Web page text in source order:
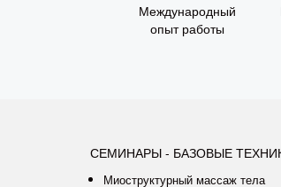
Международный
опыт работы
СЕМИНАРЫ - БАЗОВЫЕ
Миоструктурный массаж тела